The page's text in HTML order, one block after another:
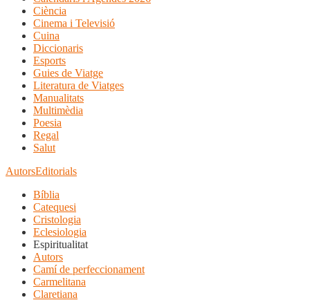
Ciència
Cinema i Televisió
Cuina
Diccionaris
Esports
Guies de Viatge
Literatura de Viatges
Manualitats
Multimèdia
Poesia
Regal
Salut
AutorsEditorials
Bíblia
Catequesi
Cristologia
Eclesiologia
Espiritualitat
Autors
Camí de perfeccionament
Carmelitana
Claretiana